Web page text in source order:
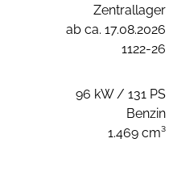
Zentrallager
ab ca. 17.08.2026
1122-26
96 kW / 131 PS
Benzin
1.469 cm³